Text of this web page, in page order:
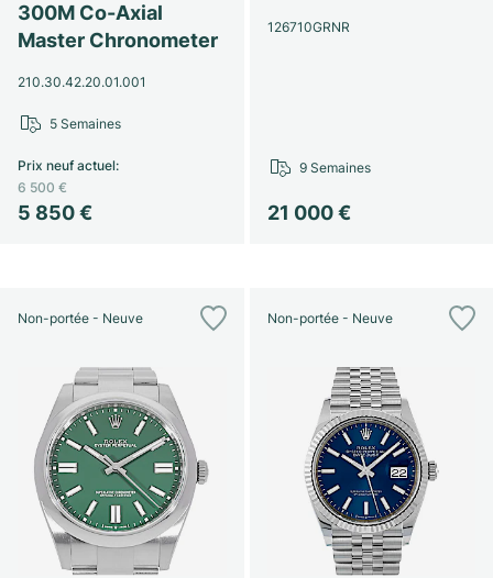
300M Co-Axial
Master Chronometer
210.30.42.20.01.001
5 850 €
Prix neuf actuel:
6 500 €
5 Semaines
126710GRNR
21 000 €
9 Semaines
Non-portée - Neuve Non-portée - Neuve